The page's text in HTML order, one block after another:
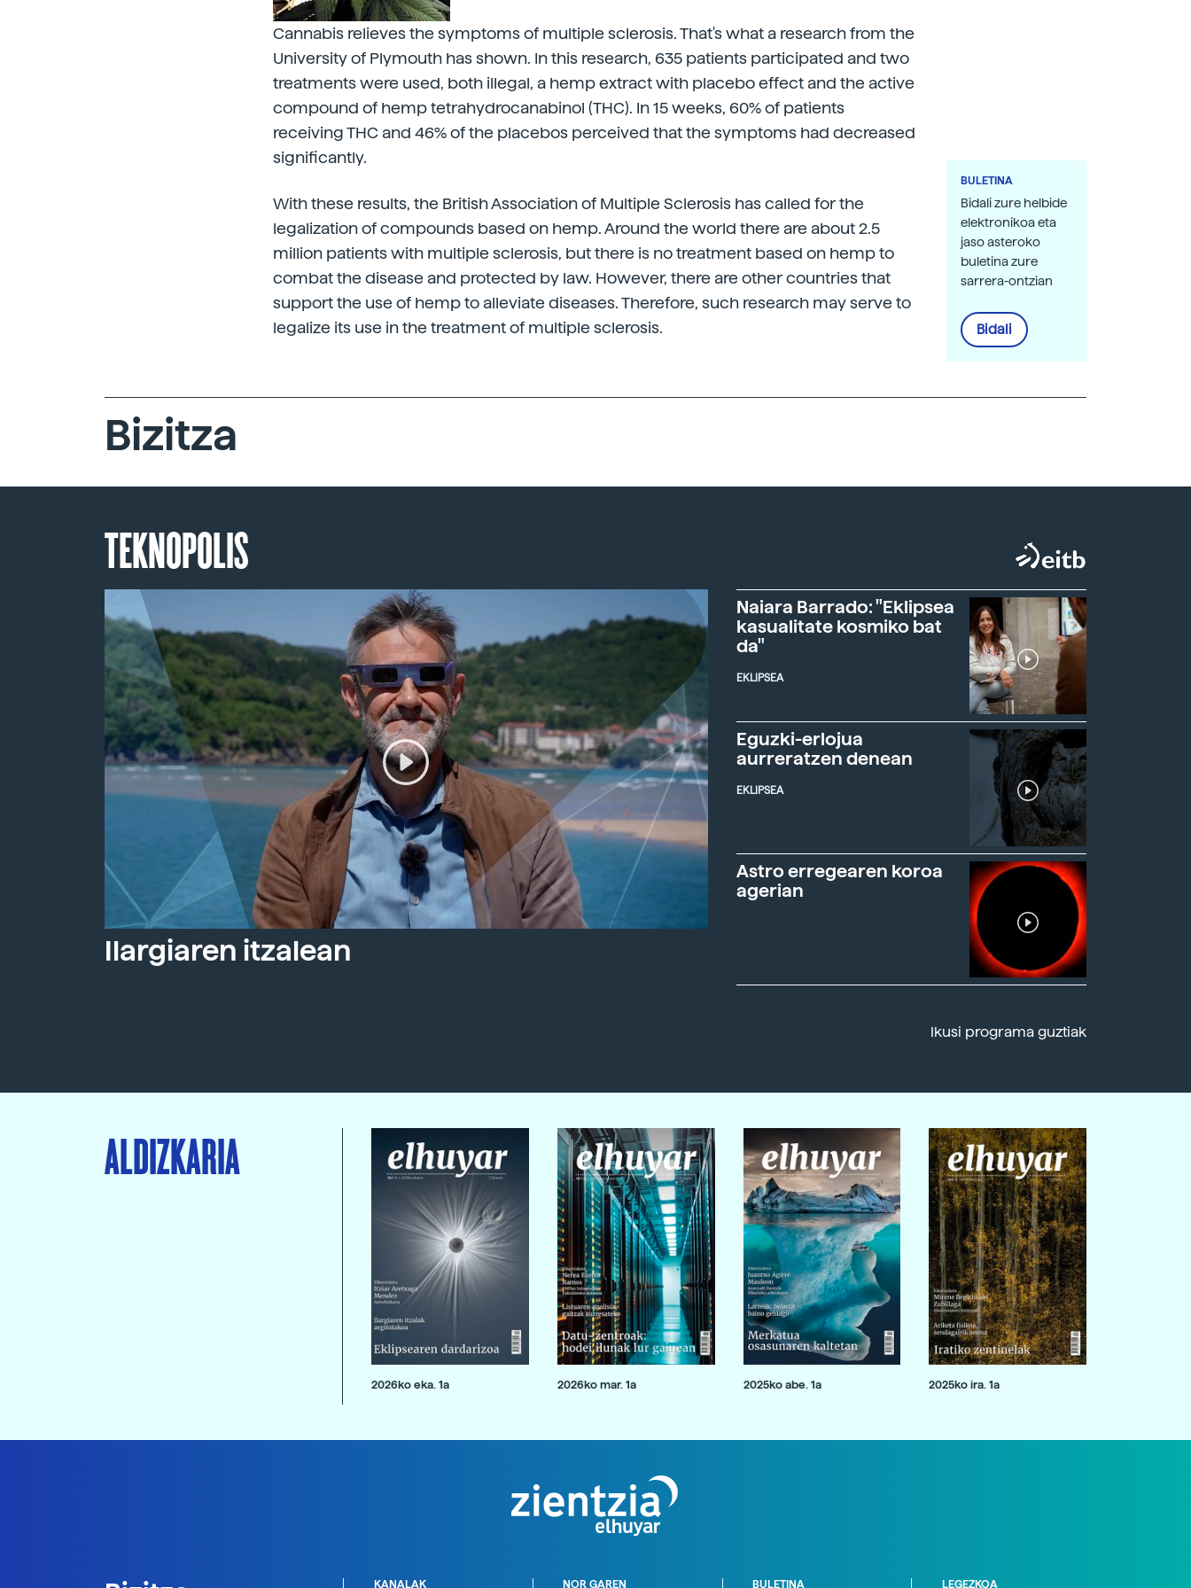
Cannabis relieves the symptoms of multiple sclerosis. That's what a research from the
University of Plymouth has shown. In this research, 635 patients participated and two
treatments were used, both illegal, a hemp extract with placebo effect and the active
compound of hemp tetrahydrocanabinol (THC). In 15 weeks, 60% of patients
receiving THC and 46% of the placebos perceived that the symptoms had decreased
significantly.
With these results, the British Association of Multiple Sclerosis has called for the
legalization of compounds based on hemp. Around the world there are about 2.5
million patients with multiple sclerosis, but there is no treatment based on hemp to
combat the disease and protected by law. However, there are other countries that
support the use of hemp to alleviate diseases. Therefore, such research may serve to
legalize its use in the treatment of multiple sclerosis.
BULETINA
Bidali zure helbide
elektronikoa eta
jaso asteroko
buletina zure
sarrera-ontzian
Bidali
Bizitza
TEKNOPOLIS
Ilargiaren itzalean
Naiara Barrado: "Eklipsea
kasualitate kosmiko bat
da"
EKLIPSEA
Eguzki-erlojua
aurreratzen denean
EKLIPSEA
Astro erregearen koroa
agerian
Ikusi programa guztiak
ALDIZKARIA
2026ko eka. 1a 2026ko mar. 1a 2025ko abe. 1a 2025ko ira. 1a
KANALAK NOR GAREN BULETINA LEGEZKOA